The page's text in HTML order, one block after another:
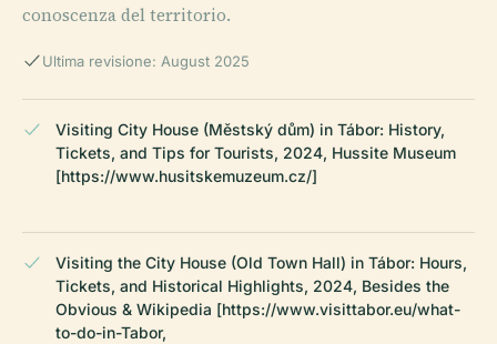
conoscenza del territorio.
Ultima revisione: August 2025
Visiting City House (Městský dům) in Tábor: History,
Tickets, and Tips for Tourists, 2024, Hussite Museum
[https://www.husitskemuzeum.cz/]
Visiting the City House (Old Town Hall) in Tábor: Hours,
Tickets, and Historical Highlights, 2024, Besides the
Obvious & Wikipedia [https://www.visittabor.eu/what-
to-do-in-Tabor,